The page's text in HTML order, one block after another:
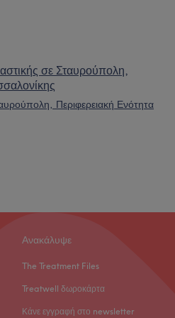
σε Σταυρούπολη,
Περιφερειακή Ενότητα
Ανακάλυψε
The Treatment Files
Treatwell δωροκάρτα
Κάνε εγγραφή στο newsletter